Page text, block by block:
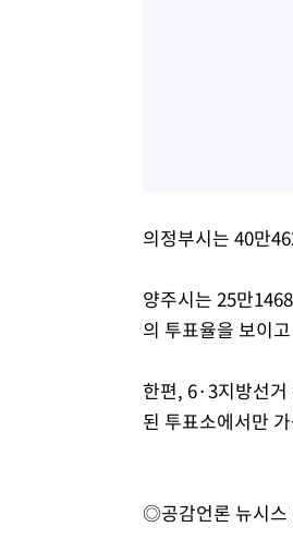
의정부시는 40만
양주시는 25만
의 투표율을 보이
한편, 6·3지방선
된 투표소에서만
◎공감언론 뉴시스